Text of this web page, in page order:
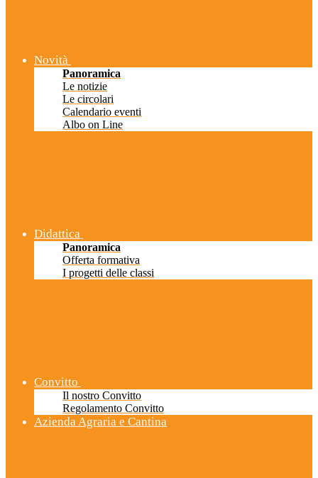
Novità
Panoramica
Le notizie
Le circolari
Calendario eventi
Albo on Line
Didattica
Panoramica
Offerta formativa
I progetti delle classi
Convitto
Il nostro Convitto
Regolamento Convitto
Azienda Agraria e Cantina